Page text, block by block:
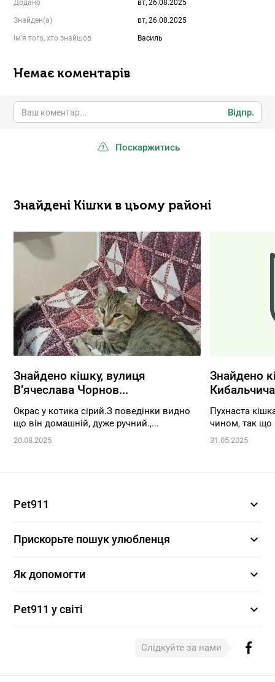
Додано вт, 26.08.2025
Знайден(а) вт, 26.08.2025
Ім'я того, хто знайшов Василь
Немає коментарів
Відпр.
Поскаржитись
Знайдені Кішки в цьому районі
Знайдено кішку, вулиця
Вʼячеслава Чорнов...
Окрас у котика сірий.З поведінки видно
що він домашній, дуже ручний.,...
20.08.2025
Знайдено
Пухнаста
чином, так що
31.05.2025
Pet911 expand_more
Прискорьте пошук улюбленця expand_more
Як допомогти expand_more
Pet911 у світі expand_more
Слідкуйте за нами